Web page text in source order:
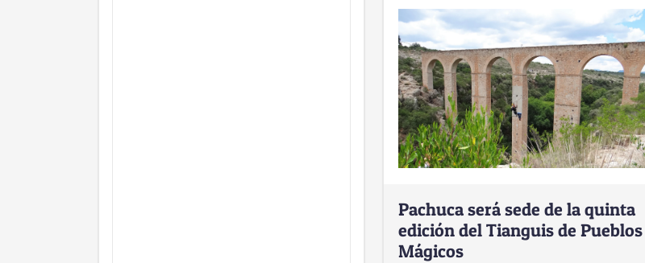
Pachuca será sede de la quinta
edición del Tianguis de Pueblos
Mágicos